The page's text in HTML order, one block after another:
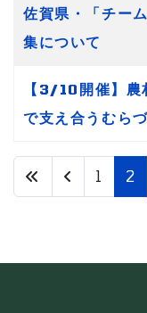
佐賀県・「チー
集について
【3/10開催】農
で支え合うむら
1 2